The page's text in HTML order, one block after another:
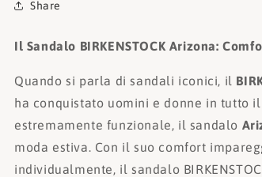
Share
Il Sandalo BIRKENSTOCK Arizona:
Quando si parla di sandali iconici, il
ha conquistato uomini e donne in tutto
estremamente funzionale, il sandalo
moda estiva. Con il suo comfort
individualmente, il sandalo